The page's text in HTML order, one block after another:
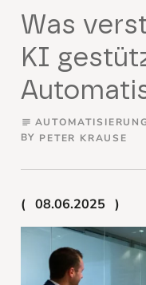
Was
KI
subject AUTOMATISIERUNG
BY PETER KRAUSE
08.06.2025